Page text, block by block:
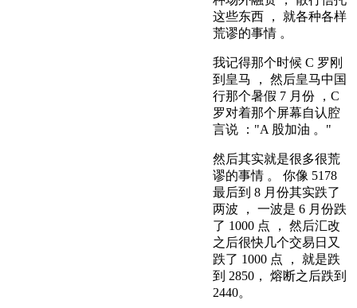
这些东西 ， 就各种各样
荒谬的事情 。
我记得那个时候 C 罗刚
到皇马 ， 然后皇马中国
行那个暑假 7 月份 ，C
罗对着那个屏幕自认腔
言说 ："A 股加油 。"
然后其实就是很多很荒
谬的事情 。 你像 5178
最后到 8 月份其实跌了
两波 ， 一波是 6 月份跌
了 1000 点 ， 然后汇改
之后很快几个交易日又
跌了 1000 点 ， 就是跌
到 2850， 熔断之后跌到
2440。